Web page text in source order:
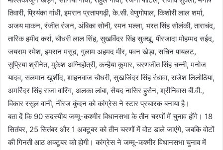
तिवारी, प्रियंका गांधी, इमरान प्रतापगढ़ी, के.सी. वेणुगोपाल, किशोरी लाल शर्मा,
अजय माकन, रंजीत रंजन, अंबिका सोनी, रमन भल्ला, भरत सिंह सोलंकी, ताराचंद,
तारिक हमीद कर्रा, चौधरी लाल सिंह, सुखविंदर सिंह सुक्खू, पीरजादा मोहम्मद सईद,
जयराम रमेश, इमरान मसूद, गुलाम अहमद मीर, पवन खेड़ा, सचिन पायलट,
सुप्रिया श्रीनेत, मुकेश अग्निहोत्री, कन्हैया कुमार, चरणजीत सिंह चन्नी, मनोज
यादव, सलमान खुर्शीद, शाहनवाज चौधरी, सुखजिंदर सिंह रंधावा, राजेश लिलोठिया,
अमरिंदर सिंह राजा वारिंग, अलका लांबा, सैयद नासिर हुसैन, श्रीनिवास बी.वी.,
विकार रसूल वानी, नीरज कुंदन को कांग्रेस ने स्टार प्रचारक बनाया है।
बता दें कि 90 सदस्यीय जम्मू-कश्मीर विधानसभा के तीन चरणों में चुनाव होंगे। 18
सितंबर, 25 सितंबर और 1 अक्टूबर को तीन चरणों में वोट डाले जाएंगे, जबकि वोटों
की गिनती आठ अक्टूबर को होगी। कांग्रेस ने जम्मू-कश्मीर विधानसभा चुनाव में